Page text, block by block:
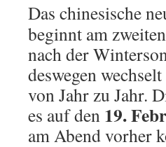
Das chinesische
beginnt am
nach der
deswegen
von Jahr zu Jahr.
es auf den 19.
am Abend vorher